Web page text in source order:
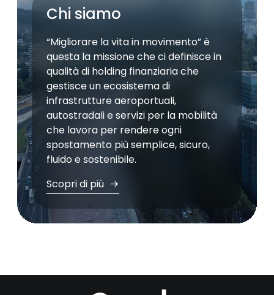
Chi siamo
“Migliorare la vita in movimento” è
questa la missione che ci definisce in
qualità di holding finanziaria che
gestisce un ecosistema di
infrastrutture aeroportuali,
autostradali e servizi per la mobilità
che lavora per rendere ogni
spostamento più semplice, sicuro,
fluido e sostenibile.
Scopri di più